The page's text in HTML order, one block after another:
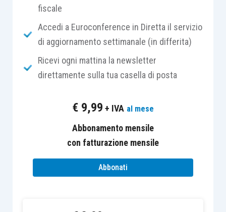
Per le assunzioni a tempo indeterminato
effettuate dal 1° gennaio 2016 e fino al 31
dicembre 2016, al fine di promuovere forme
stabili di occupazione, è infatti riconosciuto
l’esonero del 40% dei complessivi contributi
previdenziali a carico dei datori di lavoro, con
pari a €3.250 su base annua . Notevolmente
ridotto anche il periodo massimo della riduzione
contributiva,ora pari a 24 mesi.
Le condizioni per poter beneficiare dell’esonero
fiscale
Accedi a Euroconference in Diretta il servizio
di aggiornamento settimanale (in differita)
Ricevi ogni mattina la newsletter
direttamente sulla tua casella di posta
€ 9,99 + IVA al mese
Abbonamento mensile
con fatturazione mensile
Abbonati